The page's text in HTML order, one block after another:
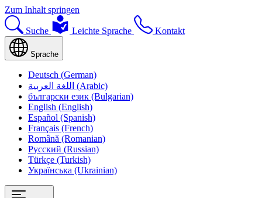
Zum Inhalt springen
Suche Leichte Sprache Kontakt
Sprache
Deutsch (German)
اللغة العربية (Arabic)
български език (Bulgarian)
English (English)
Español (Spanish)
Français (French)
Română (Romanian)
Русский (Russian)
Türkçe (Turkish)
Українська (Ukrainian)